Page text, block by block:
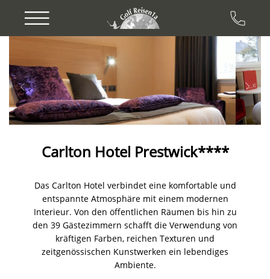
Previous Next
Carlton Hotel Prestwick****
Das Carlton Hotel verbindet eine komfortable und
entspannte Atmosphäre mit einem modernen
Interieur. Von den öffentlichen Räumen bis hin zu
den 39 Gästezimmern schafft die Verwendung von
kräftigen Farben, reichen Texturen und
zeitgenössischen Kunstwerken ein lebendiges
Ambiente.